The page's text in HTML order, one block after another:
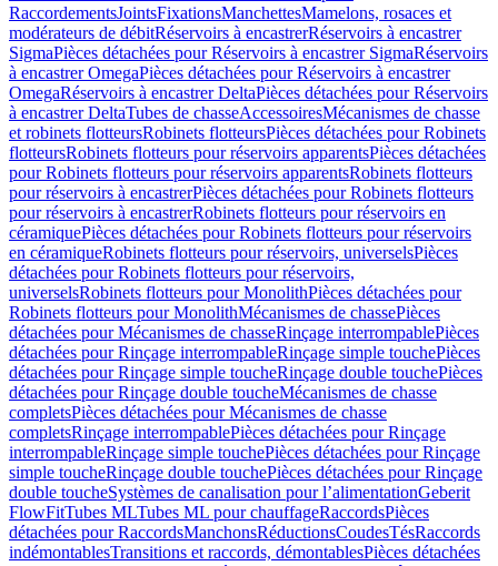
RaccordementsJointsFixationsManchettesMamelons, rosaces et
modérateurs de débitRéservoirs à encastrerRéservoirs à encastrer
SigmaPièces détachées pour Réservoirs à encastrer SigmaRéservoirs
à encastrer OmegaPièces détachées pour Réservoirs à encastrer
OmegaRéservoirs à encastrer DeltaPièces détachées pour Réservoirs
à encastrer DeltaTubes de chasseAccessoiresMécanismes de chasse
et robinets flotteursRobinets flotteursPièces détachées pour Robinets
flotteursRobinets flotteurs pour réservoirs apparentsPièces détachées
pour Robinets flotteurs pour réservoirs apparentsRobinets flotteurs
pour réservoirs à encastrerPièces détachées pour Robinets flotteurs
pour réservoirs à encastrerRobinets flotteurs pour réservoirs en
céramiquePièces détachées pour Robinets flotteurs pour réservoirs
en céramiqueRobinets flotteurs pour réservoirs, universelsPièces
détachées pour Robinets flotteurs pour réservoirs,
universelsRobinets flotteurs pour MonolithPièces détachées pour
Robinets flotteurs pour MonolithMécanismes de chassePièces
détachées pour Mécanismes de chasseRinçage interrompablePièces
détachées pour Rinçage interrompableRinçage simple touchePièces
détachées pour Rinçage simple toucheRinçage double touchePièces
détachées pour Rinçage double toucheMécanismes de chasse
completsPièces détachées pour Mécanismes de chasse
completsRinçage interrompablePièces détachées pour Rinçage
interrompableRinçage simple touchePièces détachées pour Rinçage
simple toucheRinçage double touchePièces détachées pour Rinçage
double toucheSystèmes de canalisation pour l’alimentationGeberit
FlowFitTubes MLTubes ML pour chauffageRaccordsPièces
détachées pour RaccordsManchonsRéductionsCoudesTésRaccords
indémontablesTransitions et raccords, démontablesPièces détachées